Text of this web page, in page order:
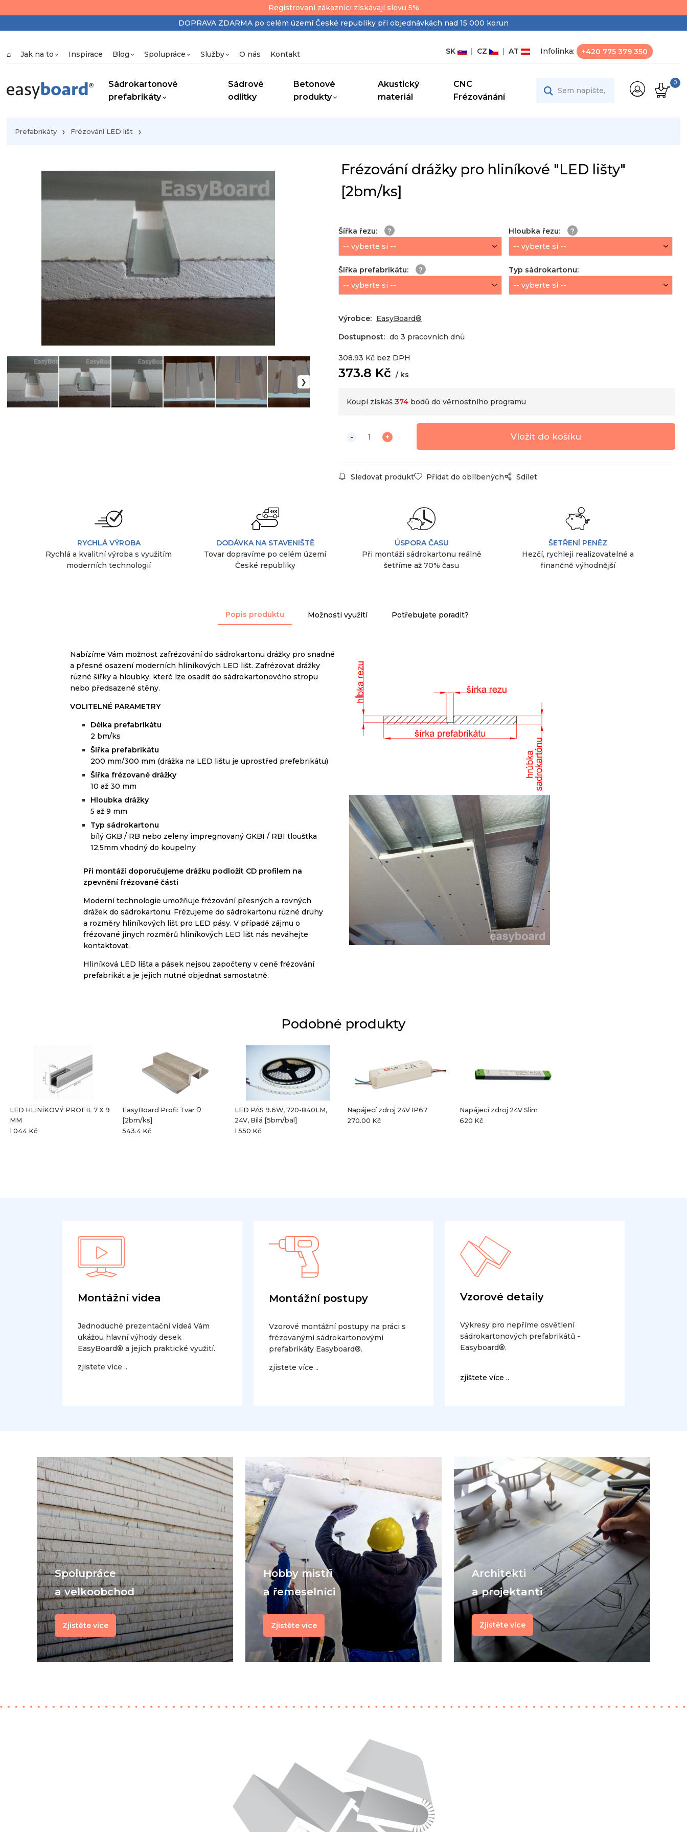
Registrovaní zákazníci získávají slevu 5%
DOPRAVA ZDARMA po celém území České republiky při objednávkách nad 15 000 korun
SK | CZ | AT Infolinka: +420 775 379 350
⌂ Jak na to Inspirace Blog Spolupráce Služby O nás Kontakt
Sádrokartonové
prefabrikáty
Sádrové
odlitky
Betonové
produkty
Akustický
materiál
CNC
Frézovánání
0
Prefabrikáty Frézování LED lišt
Frézování drážky pro hliníkové "LED lišty"
[2bm/ks]
Šířka řezu: Hloubka řezu:
Šířka prefabrikátu: Typ sádrokartonu:
Výrobce: EasyBoard®
Dostupnost: do 3 pracovních dnů
308.93 Kč bez DPH
373.8 Kč ks
Koupí získáš 374 bodů do věrnostního programu
Sledovat produkt Přidat do oblíbených Sdílet
RYCHLÁ VÝROBA
Rychlá a kvalitní výroba s využitím
moderních technologií
DODÁVKA NA STAVENIŠTĚ
Tovar dopravíme po celém území
České republiky
ÚSPORA ČASU
Při montáži sádrokartonu reálně
šetříme až 70% času
ŠETŘENÍ PENĚZ
Hezčí, rychleji realizovatelné a
finančně výhodnější
Popis produktu Možnosti využití Potřebujete poradit?
Nabízíme Vám možnost zafrézování do sádrokartonu drážky pro snadné
a přesné osazení moderních hliníkových LED lišt. Zafrézovat drážky
různé šířky a hloubky, které lze osadit do sádrokartonového stropu
nebo předsazené stěny.
VOLITELNÉ PARAMETRY
Délka prefabrikátu
2 bm/ks
Šířka prefabrikátu
200 mm/300 mm (drážka na LED lištu je uprostřed prefebrikátu)
Šířka frézované drážky
10 až 30 mm
Hloubka drážky
5 až 9 mm
Typ sádrokartonu
bílý GKB / RB nebo zeleny impregnovaný GKBI / RBI tlouštka
12,5mm vhodný do koupelny
Při montáží doporučujeme drážku podložit CD profilem na
zpevnění frézované části
Moderní technologie umožňuje frézování přesných a rovných
drážek do sádrokartonu. Frézujeme do sádrokartonu různé druhy
a rozměry hliníkových lišt pro LED pásy.V případě zájmu o
frézované jinych rozměrů hliníkových LED lišt nás neváhejte
kontaktovat.
Hliníková LED lišta a pásek nejsou započteny v ceně frézování
prefabrikát a je jejich nutné objednat samostatně.
Podobné produkty
LED HLINÍKOVÝ PROFIL 7 X 9
MM
1 044 Kč
EasyBoard Profi: Tvar Ω
[2bm/ks]
543.4 Kč
LED PÁS 9.6W, 720-840LM,
24V, Bílá [5bm/bal]
1 550 Kč
Napájecí zdroj 24V IP67
270.00 Kč
Napájecí zdroj 24V Slim
620 Kč
Montážní videa
Jednoduché prezentační videá Vám
ukážou hlavní výhody desek
EasyBoard® a jejich praktické využití.
zjistete více ..
Montážní postupy
Vzorové montážní postupy na práci s
frézovanými sádrokartonovými
prefabrikáty Easyboard®.
zjistete více ..
Vzorové detaily
Výkresy pro nepříme osvětlení
sádrokartonových prefabrikátů -
Easyboard®.
zjištete více ..
Spolupráce
a velkoobchod
Zjistěte více
f
Hobby mistři
a řemeselníci
Zjistěte více
Architekti
a projektanti
Zjistěte více